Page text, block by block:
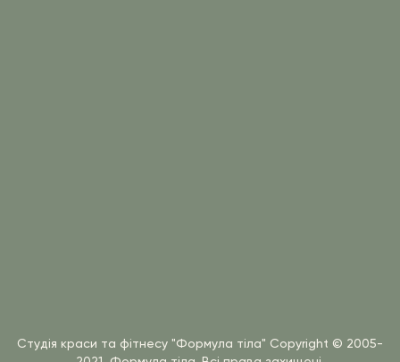
Студія краси та фітнесу "Формула тіла" Copyright © 2005-